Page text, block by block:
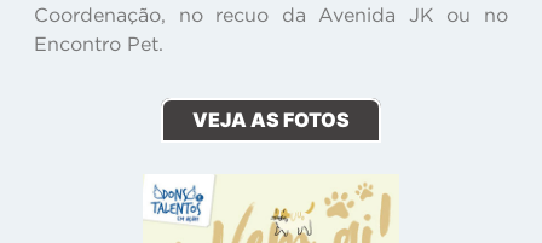
Coordenação, no recuo da Avenida JK ou no
Encontro Pet.
VEJA AS FOTOS